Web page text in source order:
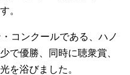
。
コンクールである、ハノ
で優勝、同時に聴衆賞、
を浴びました。